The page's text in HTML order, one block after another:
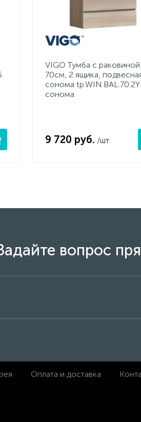
VIGO Тумба с
70см, 2 ящика,
сонома
сонома
9 720 руб. /шт
вопрос
Оплата и доставка